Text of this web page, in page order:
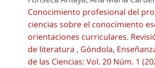
Conocimiento profesional del
ciencias sobre el conocimiento
orientaciones curriculares.
de literatura , Góndola,
de las Ciencias: Vol. 20 Núm. 1